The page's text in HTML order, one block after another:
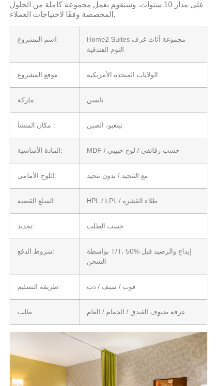
على مدار 10 سنوات. وسنقوم بعمل مجموعة كاملة من الحلول
المخصصة وفقًا لاحتياجات العملاء.
اسم المشروع:
Home2 Suites مجموعة أثاث غرف
النوم الفندقية
موقع المشروع: الولايات المتحدة الأمريكية
ماركة: تايسن
مكان المنشأ : نينغبو، الصين
المادة الأساسية: MDF / خشب رقائقي / لوح حبيبي
اللوح الأمامي: مع التنجيد / بدون تنجيد
السلع القضية: HPL / LPL / طلاء القشرة
تحديد: حسب الطلب
شروط الدفع:
بواسطة T/T، 50% إيداع والرصيد قبل
الشحن
طريقة التسليم: فوب / سيف / دب
طلب: غرفة ضيوف الفندق / الحمام / العام